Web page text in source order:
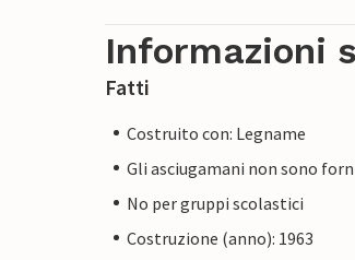
Informazioni
Fatti
Costruito con: Legname
Gli asciugamani non sono
No per gruppi scolastici
Costruzione (anno): 1963